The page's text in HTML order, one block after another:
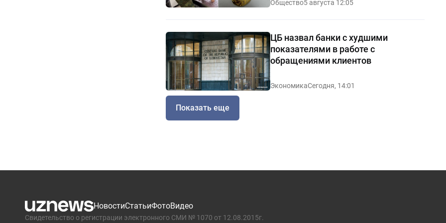
Общество5 августа 12:05
ЦБ назвал банки с худшими
показателями в работе с
обращениями клиентов
ЭкономикаСегодня, 14:01
Показать еще
НовостиСтатьиФотоВидео
Свидетельство о регистрации электронного СМИ № 1070 от 12.08.2015г.